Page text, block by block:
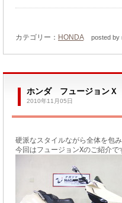
カテゴリー： HONDA posted by
ホンダ フュージョンＸ
2010年11月05日
硬派なスタイルながら全体を包
今回はフュージョンXのご紹介で